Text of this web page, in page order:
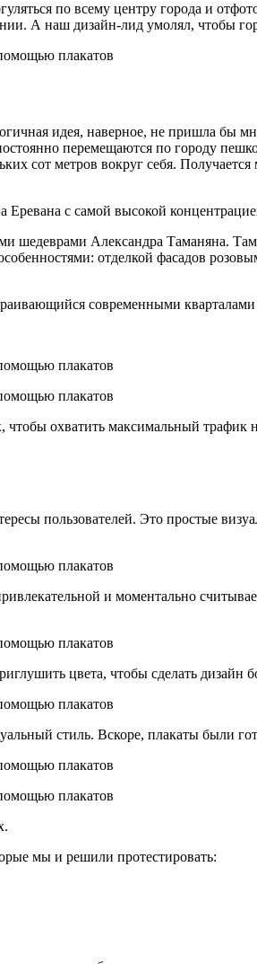
по всему центру города и
А наш дизайн-лид умолял, чтобы
идея, наверное, не пришла бы
перемещаются по городу
сот метров вокруг себя.
с самой высокой
Александра Таманяна.
отделкой фасадов
современными
охватить максимальный трафик
пользователей. Это простые
и моментально
цвета, чтобы сделать дизайн
стиль. Вскоре, плакаты были
мы и решили протестировать: